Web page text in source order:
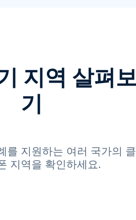
지역 살펴
기
를 지원하는 여러 국가의 클
지역을 확인하세요.